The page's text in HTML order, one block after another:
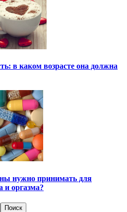
в каком возрасте она должна
нужно принимать для
и оргазма?